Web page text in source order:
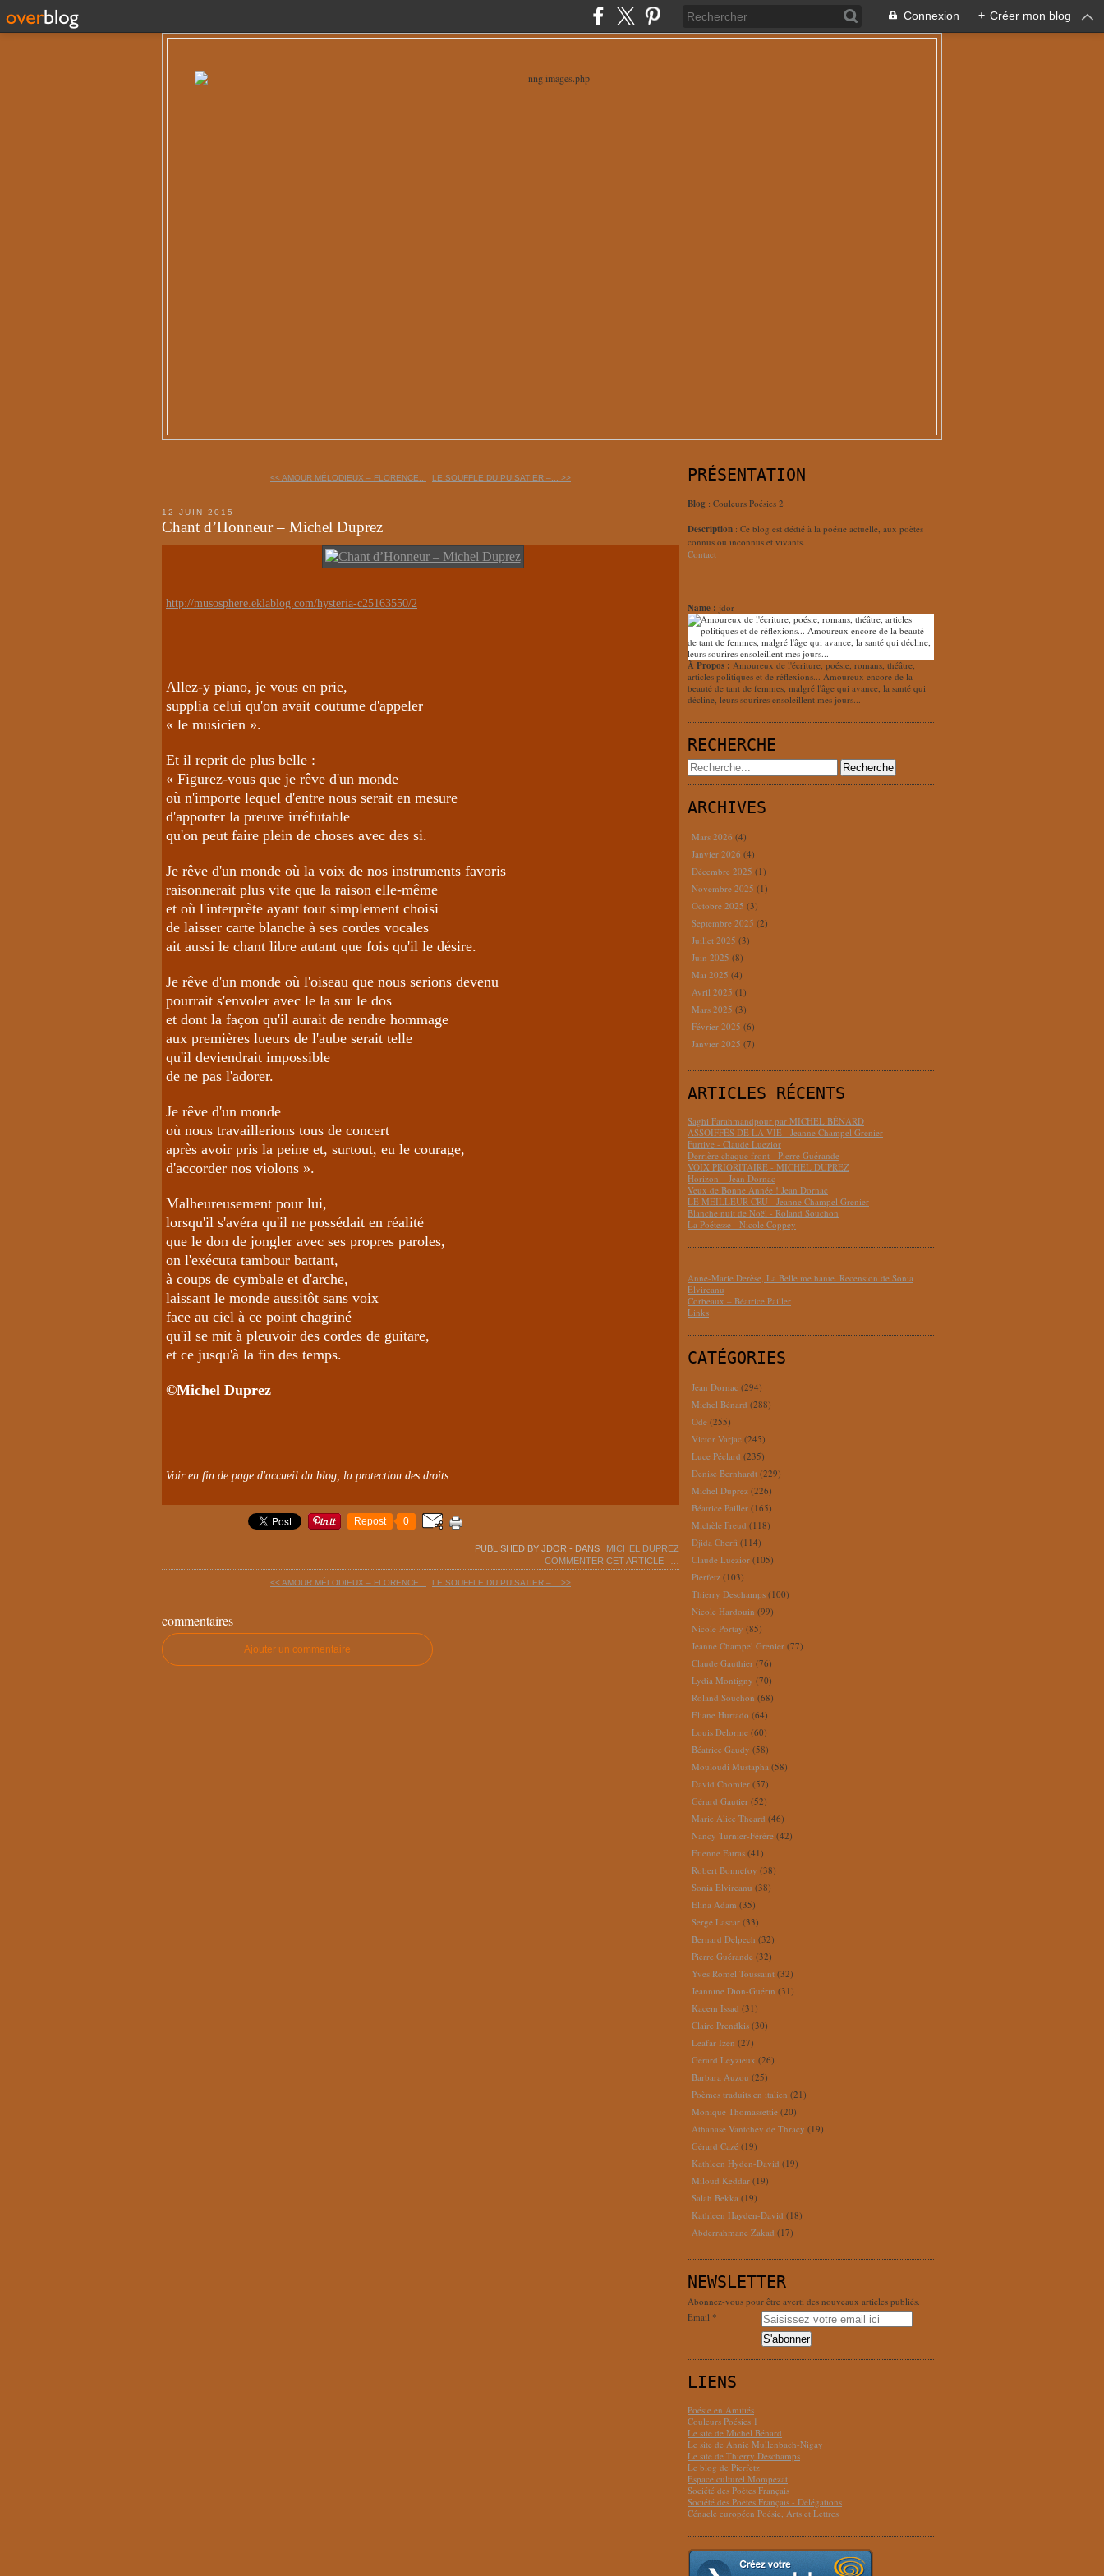
Connexion + Créer mon blog
<< AMOUR MÉLODIEUX – FLORENCE... LE SOUFFLE DU PUISATIER –... >>
12 JUIN 2015
Chant d’Honneur – Michel Duprez
http://musosphere.eklablog.com/hysteria-c25163550/2
Allez-y piano, je vous en prie,
supplia celui qu'on avait coutume d'appeler
« le musicien ».
Et il reprit de plus belle :
« Figurez-vous que je rêve d'un monde
où n'importe lequel d'entre nous serait en mesure
d'apporter la preuve irréfutable
qu'on peut faire plein de choses avec des si.
Je rêve d'un monde où la voix de nos instruments favoris
raisonnerait plus vite que la raison elle-même
et où l'interprète ayant tout simplement choisi
de laisser carte blanche à ses cordes vocales
ait aussi le chant libre autant que fois qu'il le désire.
Je rêve d'un monde où l'oiseau que nous serions devenu
pourrait s'envoler avec le la sur le dos
et dont la façon qu'il aurait de rendre hommage
aux premières lueurs de l'aube serait telle
qu'il deviendrait impossible
de ne pas l'adorer.
Je rêve d'un monde
où nous travaillerions tous de concert
après avoir pris la peine et, surtout, eu le courage,
d'accorder nos violons ».
Malheureusement pour lui,
lorsqu'il s'avéra qu'il ne possédait en réalité
que le don de jongler avec ses propres paroles,
on l'exécuta tambour battant,
à coups de cymbale et d'arche,
laissant le monde aussitôt sans voix
face au ciel à ce point chagriné
qu'il se mit à pleuvoir des cordes de guitare,
et ce jusqu'à la fin des temps.
©Michel Duprez
Voir en fin de page d'accueil du blog, la protection des droits
Repost 0
PUBLISHED BY JDOR - DANS
MICHEL DUPREZ
COMMENTER CET ARTICLE
<< AMOUR MÉLODIEUX – FLORENCE... LE SOUFFLE DU PUISATIER –... >>
commentaires
Ajouter un commentaire
PRÉSENTATION
Blog : Couleurs Poésies 2
Description : Ce blog est dédié à la poésie actuelle, aux poètes
connus ou inconnus et vivants.
Contact
Name : jdor
À Propos : Amoureux de l'écriture, poésie, romans, théâtre,
articles politiques et de réflexions... Amoureux encore de la
beauté de tant de femmes, malgré l'âge qui avance, la santé qui
décline, leurs sourires ensoleillent mes jours...
RECHERCHE
ARCHIVES
Mars 2026 (4)
Janvier 2026 (4)
Décembre 2025 (1)
Novembre 2025 (1)
Octobre 2025 (3)
Septembre 2025 (2)
Juillet 2025 (3)
Juin 2025 (8)
Mai 2025 (4)
Avril 2025 (1)
Mars 2025 (3)
Février 2025 (6)
Janvier 2025 (7)
ARTICLES RÉCENTS
Saghi Farahmandpour par MICHEL BÉNARD
ASSOIFFÉS DE LA VIE - Jeanne Champel Grenier
Furtive - Claude Luezior
Derrière chaque front - Pierre Guérande
VOIX PRIORITAIRE - MICHEL DUPREZ
Horizon – Jean Dornac
Veux de Bonne Année ! Jean Dornac
LE MEILLEUR CRU - Jeanne Champel Grenier
Blanche nuit de Noël - Roland Souchon
La Poétesse - Nicole Coppey
Anne-Marie Derèse, La Belle me hante. Recension de Sonia
Elvireanu
Corbeaux – Béatrice Pailler
Links
CATÉGORIES
Jean Dornac (294)
Michel Bénard (288)
Ode (255)
Victor Varjac (245)
Luce Péclard (235)
Denise Bernhardt (229)
Michel Duprez (226)
Béatrice Pailler (165)
Michèle Freud (118)
Djida Cherfi (114)
Claude Luezior (105)
Pierfetz (103)
Thierry Deschamps (100)
Nicole Hardouin (99)
Nicole Portay (85)
Jeanne Champel Grenier (77)
Claude Gauthier (76)
Lydia Montigny (70)
Roland Souchon (68)
Eliane Hurtado (64)
Louis Delorme (60)
Béatrice Gaudy (58)
Mouloudi Mustapha (58)
David Chomier (57)
Gérard Gautier (52)
Marie Alice Theard (46)
Nancy Turnier-Férère (42)
Etienne Fatras (41)
Robert Bonnefoy (38)
Sonia Elvireanu (38)
Elina Adam (35)
Serge Lascar (33)
Bernard Delpech (32)
Pierre Guérande (32)
Yves Romel Toussaint (32)
Jeannine Dion-Guérin (31)
Kacem Issad (31)
Claire Prendkis (30)
Leafar Izen (27)
Gérard Leyzieux (26)
Barbara Auzou (25)
Poèmes traduits en italien (21)
Monique Thomassettie (20)
Athanase Vantchev de Thracy (19)
Gérard Cazé (19)
Kathleen Hyden-David (19)
Miloud Keddar (19)
Salah Bekka (19)
Kathleen Hayden-David (18)
Abderrahmane Zakad (17)
NEWSLETTER
Abonnez-vous pour être averti des nouveaux articles publiés.
Email
LIENS
Poésie en Amitiés
Couleurs Poésies 1
Le site de Michel Bénard
Le site de Annie Mullenbach-Nigay
Le site de Thierry Deschamps
Le blog de Pierfetz
Espace culturel Mompezat
Société des Poètes Français
Société des Poètes Français - Délégations
Cénacle européen Poésie, Arts et Lettres